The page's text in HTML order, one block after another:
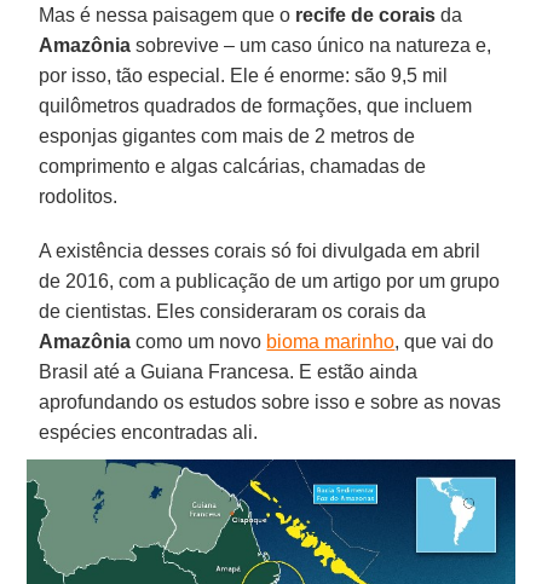
Mas é nessa paisagem que o recife de corais da
Amazônia sobrevive – um caso único na natureza e,
por isso, tão especial. Ele é enorme: são 9,5 mil
quilômetros quadrados de formações, que incluem
esponjas gigantes com mais de 2 metros de
comprimento e algas calcárias, chamadas de
rodolitos.
A existência desses corais só foi divulgada em abril
de 2016, com a publicação de um artigo por um grupo
de cientistas. Eles consideraram os corais da
Amazônia como um novo bioma marinho, que vai do
Brasil até a Guiana Francesa. E estão ainda
aprofundando os estudos sobre isso e sobre as novas
espécies encontradas ali.